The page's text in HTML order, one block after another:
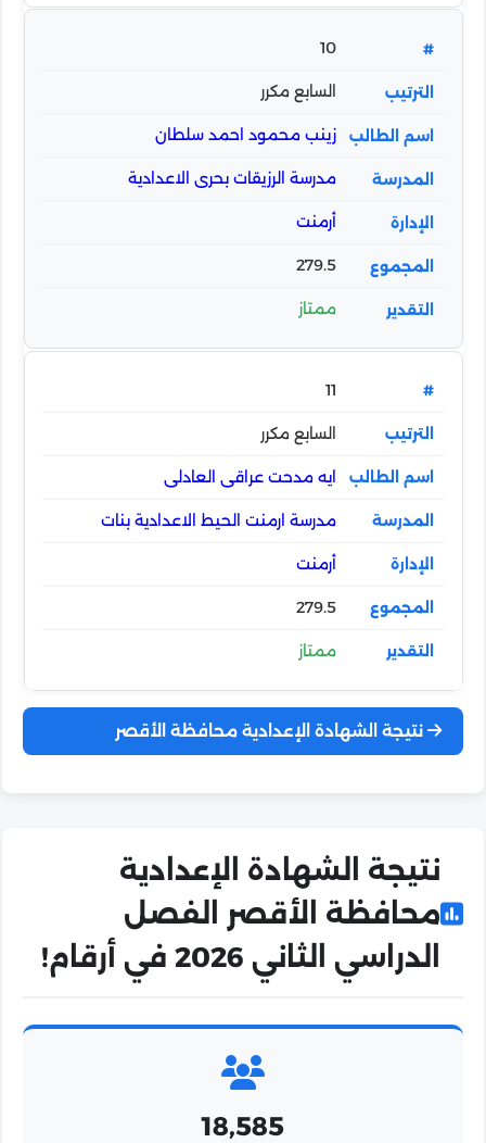
10
السابع مكرر
زينب محمود احمد سلطان
مدرسة الرزيقات بحرى الاعدادية
أرمنت
279.5
ممتاز
11
السابع مكرر
ايه مدحت عراقى العادلى
مدرسة ارمنت الحيط الاعدادية بنات
أرمنت
279.5
ممتاز
نتيجة الشهادة الإعدادية محافظة الأقصر
نتيجة الشهادة الإعدادية
محافظة الأقصر الفصل
الدراسي الثاني 2026 في أرقام!
18,585